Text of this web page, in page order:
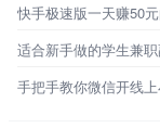
快手极速版一天赚50
适合新手做的学生兼
手把手教你微信开线